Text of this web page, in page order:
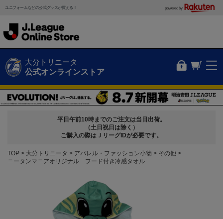
ユニフォームなどの公式グッズが買える！ powered by
大分トリニータ
公式オンラインストア
平日午前10時までのご注文は当日出荷。
（土日祝日は除く）
ご購入の際はＪリーグIDが必要です。
TOP 大分トリニータ アパレル・ファッション小物
その他
ニータンマニアオリジナル フード付き冷感タオル